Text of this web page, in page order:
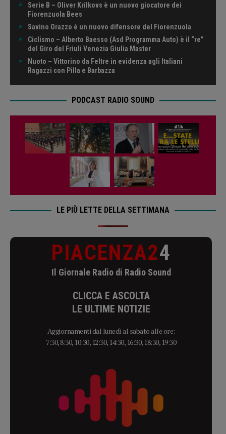
Serie B – Oliver Krilkovs è un nuovo giocatore dei
Fiorenzuola Bees
Savino Orazzo è un nuovo difensore del Fiorenzuola
Ciclismo – Alberto Baesso (Asd Programma Auto) è il “re”
del Giro del Friuli Venezia Giulia Master
Nuoto – Vittorino da Feltre in evidenza agli Italiani
Ragazzi con Pilla e Barbazza
PODCAST RADIO SOUND
LE PIÙ LETTE DELLA SETTIMANA
PIACENZA24
Il Giornale Radio di Radio Sound
CLICCA E ASCOLTA
LE ULTIME NOTIZIE
Aggiornamenti dal lunedì al sabato alle ore:
7:30, 8:30, 10:30, 12:30, 14:30, 16:30, 18:30, 19:30